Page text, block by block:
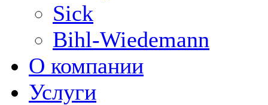
Sick
Bihl-Wiedemann
О компании
Услуги